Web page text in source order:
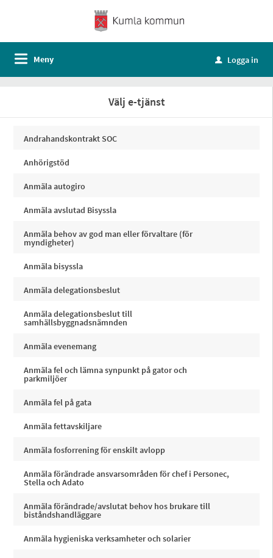
Meny u Logga in
Välj e-tjänst
Andrahandskontrakt SOC
Anhörigstöd
Anmäla autogiro
Anmäla avslutad Bisyssla
Anmäla behov av god man eller förvaltare (för
myndigheter)
Anmäla bisyssla
Anmäla delegationsbeslut
Anmäla delegationsbeslut till
samhällsbyggnadsnämnden
Anmäla evenemang
Anmäla fel och lämna synpunkt på gator och
parkmiljöer
Anmäla fel på gata
Anmäla fettavskiljare
Anmäla fosforrening för enskilt avlopp
Anmäla förändrade ansvarsområden för chef i Personec,
Stella och Adato
Anmäla förändrade/avslutat behov hos brukare till
biståndshandläggare
Anmäla hygieniska verksamheter och solarier